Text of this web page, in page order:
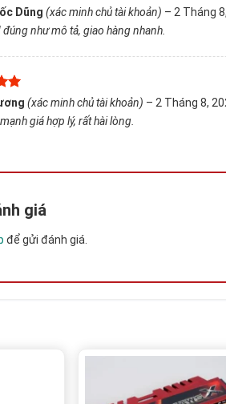
Dũng(xác minh chủ tài khoản) – 2 Tháng
đúng như mô tả, giao hàng nhanh.
(xác minh chủ tài khoản) – 2 Tháng 8,
giá hợp lý, rất hài lòng.
giá
để gửi đánh giá.